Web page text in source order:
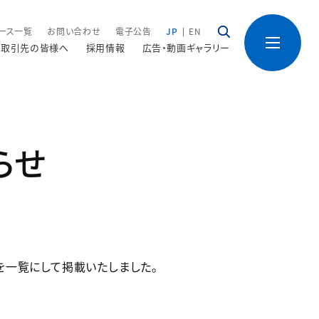
ス一覧 お問い合わせ 電子公告 JP EN
取引先の皆様へ 採用情報 広告・動画ギャラリー
せ
一覧にして掲載いたしました。